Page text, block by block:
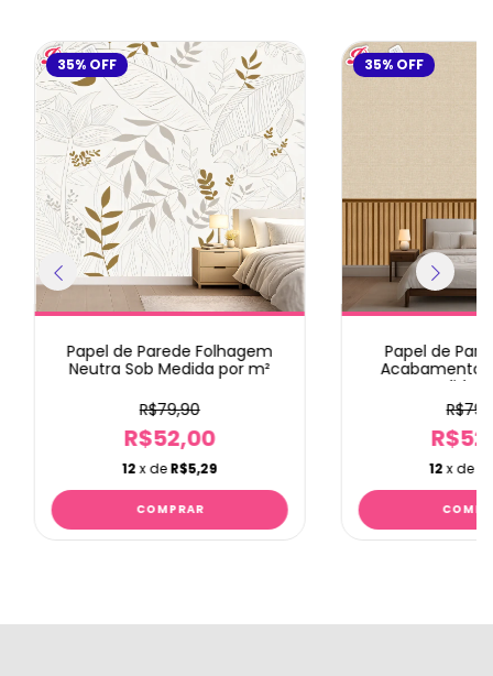
35% OFF
Papel de Parede Folhagem
Neutra Sob Medida por m²
R$79,90
R$52,00
12 x deR$5,29
35% OFF
Papel de
Acabamento
Medida
12 x de